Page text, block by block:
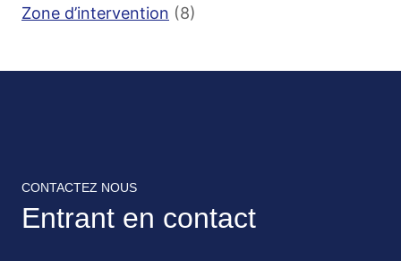
Zone d’intervention (8)
CONTACTEZ NOUS
Entrant en contact